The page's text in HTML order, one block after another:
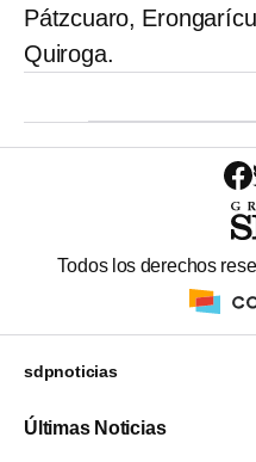
Pátzcuaro,
Quiroga.
Todos los derechos
sdpnoticias
Últimas Noticias